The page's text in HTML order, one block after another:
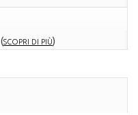
(SCOPRI DI PIÙ)